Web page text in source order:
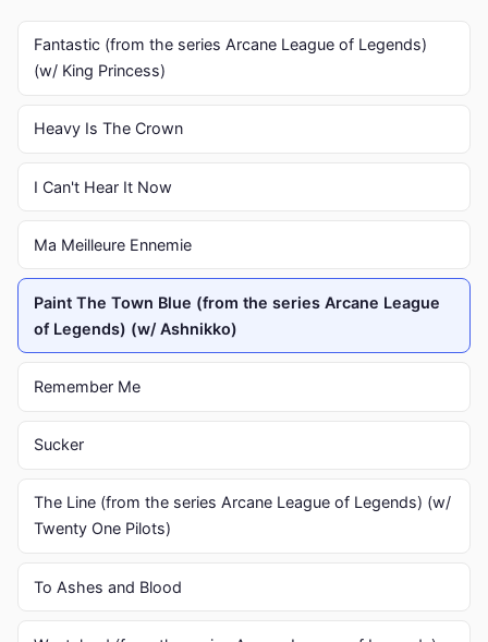
Fantastic (from the series Arcane League of Legends)
(w/ King Princess)
Heavy Is The Crown
I Can't Hear It Now
Ma Meilleure Ennemie
Paint The Town Blue (from the series Arcane League
of Legends) (w/ Ashnikko)
Remember Me
Sucker
The Line (from the series Arcane League of Legends) (w/
Twenty One Pilots)
To Ashes and Blood